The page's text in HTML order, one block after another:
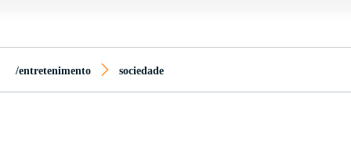
/entretenimento sociedade